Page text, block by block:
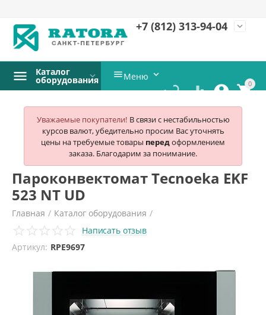
+7 (812) 313-94-04 expand_more
0


 
Каталог
оборудования Меню 
Уважаемые покупатели! В связи с нестабильностью
курсов валют, убедительно просим Вас уточнять
цены на требуемые товары передоформлением
заказа. Благодарим за понимание.
Пароконвектомат Tecnoeka EKF
523 NT UD
Главная / Каталог оборудования /
Тепловое оборудование / Пароконвектоматы
Написать отзыв
Артикул: RPE9697